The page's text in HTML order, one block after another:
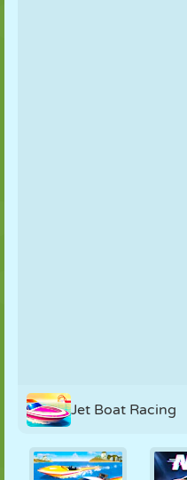
Jet Boat Racing